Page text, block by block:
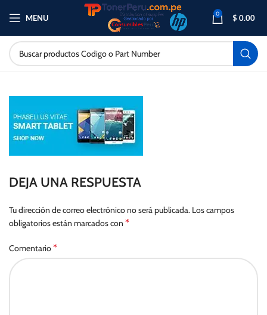
MENU 0 $ 0.00
DEJA UNA RESPUESTA
Tu dirección de correo electrónico no será publicada. Los campos
obligatorios están marcados con *
Comentario*